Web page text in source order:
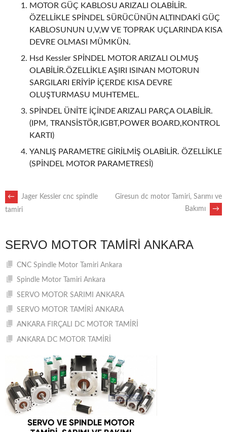
MOTOR GÜÇ KABLOSU ARIZALI OLABİLİR.
ÖZELLİKLE SPİNDEL SÜRÜCÜNÜN ALTINDAKİ GÜÇ
KABLOSUNUN U,V,W VE TOPRAK UÇLARINDA KISA
DEVRE OLMASI MÜMKÜN.
Hsd Kessler SPİNDEL MOTOR ARIZALI OLMUŞ
OLABİLİR.ÖZELLİKLE AŞIRI ISINAN MOTORUN
SARGILARI ERİYİP İÇERDE KISA DEVRE
OLUŞTURMASU MUHTEMEL.
SPİNDEL ÜNİTE İÇİNDE ARIZALI PARÇA OLABİLİR.
(IPM, TRANSİSTÖR,IGBT,POWER BOARD,KONTROL
KARTI)
YANLIŞ PARAMETRE GİRİLMİŞ OLABİLİR. ÖZELLİKLE
(SPİNDEL MOTOR PARAMETRESİ)
POST
←
Jager Kessler cnc spindle
tamiri
Giresun dc motor Tamiri, Sarımı ve
Bakımı
→
SERVO MOTOR TAMIRI ANKARA
CNC Spindle Motor Tamiri Ankara
Spindle Motor Tamiri Ankara
SERVO MOTOR SARIMI ANKARA
SERVO MOTOR TAMİRİ ANKARA
ANKARA FIRÇALI DC MOTOR TAMİRİ
ANKARA DC MOTOR TAMİRİ